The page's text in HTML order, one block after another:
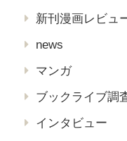
新刊漫画レビュ
news
マンガ
ブックライブ調
インタビュー